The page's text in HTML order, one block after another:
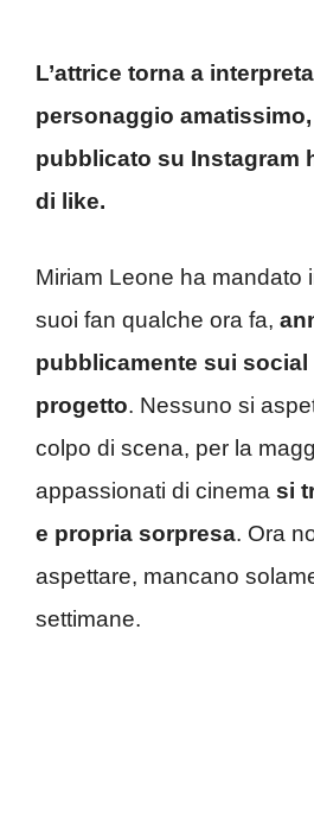
L’attrice torna a
personaggio
pubblicato su Instagram
di like.
Miriam Leone ha mandato
suoi fan qualche ora fa,
pubblicamente sui
progetto. Nessuno si
colpo di scena, per la
appassionati di cinema si
e propria sorpresa. Ora
aspettare, mancano
settimane.